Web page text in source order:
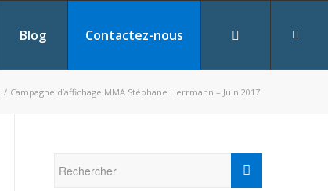
Blog Contactez-nous
/ Campagne d’affichage MMA Stéphane Herrmann – Juin 2017